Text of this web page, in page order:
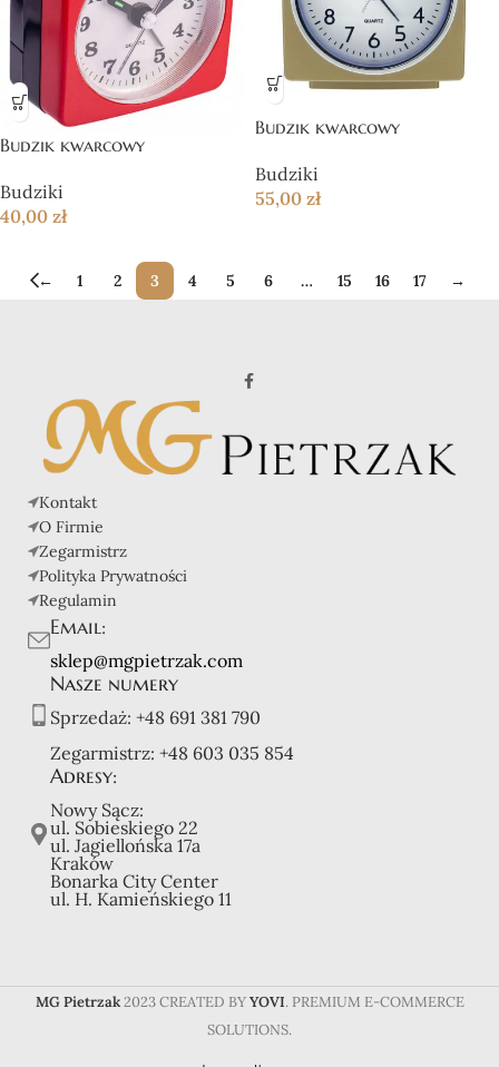
Budzik kwarcowy
Budziki
40,00 zł
Budzik kwarcowy
Budziki
55,00 zł
← 1 2 3 4 5 6 … 15 16 17 →
Kontakt
O Firmie
Zegarmistrz
Polityka Prywatności
Regulamin
Email:
sklep@mgpietrzak.com
Nasze numery
Sprzedaż: +48 691 381 790
Zegarmistrz: +48 603 035 854
Adresy:
Nowy Sącz:
ul. Sobieskiego 22
ul. Jagiellońska 17a
Kraków
Bonarka City Center
ul. H. Kamieńskiego 11
MG Pietrzak 2023 CREATED BYYOVI. PREMIUM E-COMMERCE
SOLUTIONS.